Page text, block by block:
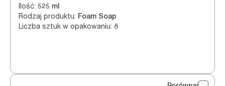
Ilość: 525 ml
Rodzaj produktu: Foam Soap
Liczba sztuk w opakowaniu: 8